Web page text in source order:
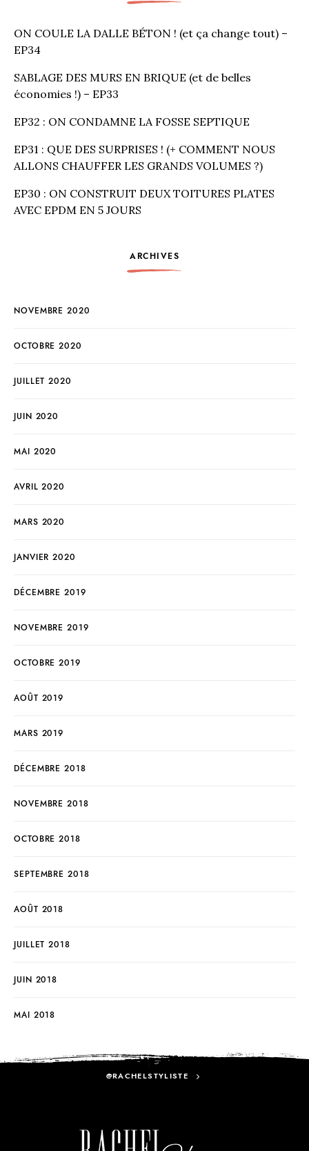
ON COULE LA DALLE BÉTON ! (et ça change tout) –
EP34
SABLAGE DES MURS EN BRIQUE (et de belles
économies !) – EP33
EP32 : ON CONDAMNE LA FOSSE SEPTIQUE
EP31 : QUE DES SURPRISES ! (+ COMMENT NOUS
ALLONS CHAUFFER LES GRANDS VOLUMES ?)
EP30 : ON CONSTRUIT DEUX TOITURES PLATES
AVEC EPDM EN 5 JOURS
ARCHIVES
NOVEMBRE 2020
OCTOBRE 2020
JUILLET 2020
JUIN 2020
MAI 2020
AVRIL 2020
MARS 2020
JANVIER 2020
DÉCEMBRE 2019
NOVEMBRE 2019
OCTOBRE 2019
AOÛT 2019
MARS 2019
DÉCEMBRE 2018
NOVEMBRE 2018
OCTOBRE 2018
SEPTEMBRE 2018
AOÛT 2018
JUILLET 2018
JUIN 2018
MAI 2018
@RACHELSTYLISTE